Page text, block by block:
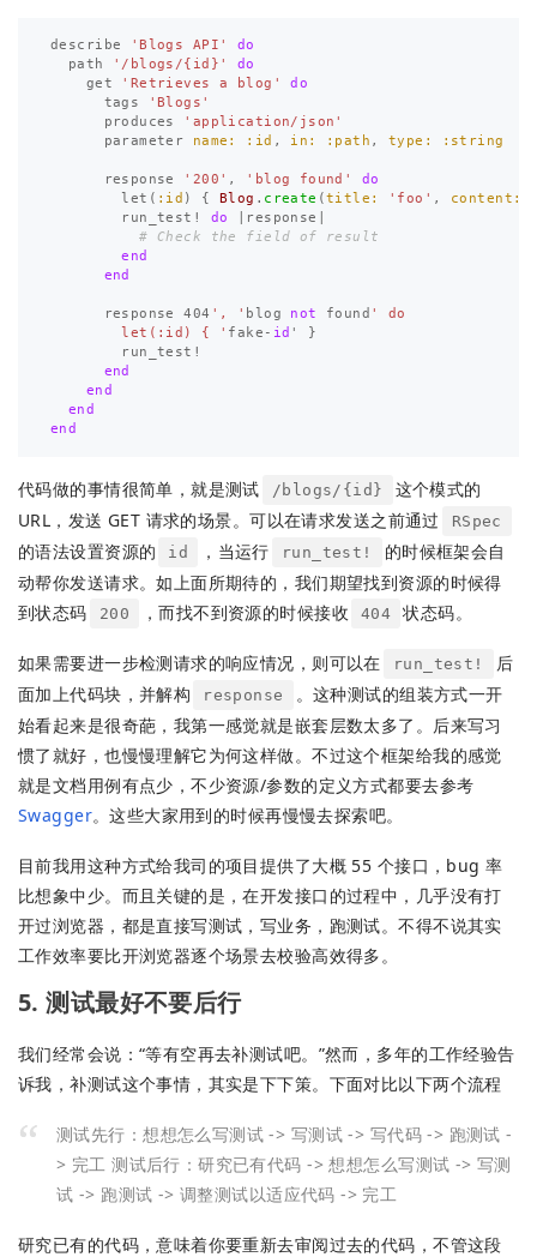
describe 'Blogs API'
do
path
'/blogs/{id}'
do
get
'Retrieves a blog'
do
tags
'Blogs'
produces
'application/json'
parameter
name: :id , in: :path , type: :string
response '200' , 'blog found'
do
let ( :id ) { Blog . create (title: 'foo' , content:
run_test!
do response
# Check the field of result
end
end
response 404 ', ' blog not found ' do
        let(:id) { '
fake - id '
}
run_test!
end
end
end
end
代码做的事情很简单，就是测试 /blogs/{id}
这个模式的
URL，发送 GET 请求的场景。可以在请求发送之前通过
RSpec
的语法设置资源的 id ，当运行 run_test!
的时候框架会自
动帮你发送请求。如上面所期待的，我们期望找到资源的时候得
到状态码
200 ，而找不到资源的时候接收 404 状态码。
如果需要进一步检测请求的响应情况，则可以在 run_test!
后
面加上代码块，并解构
response
。这种测试的组装方式一开
始看起来是很奇葩，我第一感觉就是嵌套层数太多了。后来写习
惯了就好，也慢慢理解它为何这样做。不过这个框架给我的感觉
就是文档用例有点少，不少资源/参数的定义方式都要去参考
Swagger。这些大家用到的时候再慢慢去探索吧。
目前我用这种方式给我司的项目提供了大概 55 个接口，bug 率
比想象中少。而且关键的是，在开发接口的过程中，几乎没有打
开过浏览器，都是直接写测试，写业务，跑测试。不得不说其实
工作效率要比开浏览器逐个场景去校验高效得多。
5. 测试最好不要后行
我们经常会说：“等有空再去补测试吧。”然而，多年的工作经验告
诉我，补测试这个事情，其实是下下策。下面对比以下两个流程
测试先行：想想怎么写测试 -> 写测试 -> 写代码 -> 跑测试 -
> 完工 测试后行：研究已有代码 -> 想想怎么写测试 -> 写测
试 -> 跑测试 -> 调整测试以适应代码 -> 完工
研究已有的代码，意味着你要重新去审阅过去的代码，不管这段